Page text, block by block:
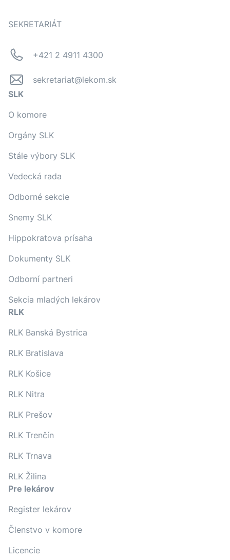
SEKRETARIÁT
+421 2 4911 4300
sekretariat@lekom.sk
SLK
O komore
Orgány SLK
Stále výbory SLK
Vedecká rada
Odborné sekcie
Snemy SLK
Hippokratova prísaha
Dokumenty SLK
Odborní partneri
Sekcia mladých lekárov
RLK
RLK Banská Bystrica
RLK Bratislava
RLK Košice
RLK Nitra
RLK Prešov
RLK Trenčín
RLK Trnava
RLK Žilina
Pre lekárov
Register lekárov
Členstvo v komore
Licencie